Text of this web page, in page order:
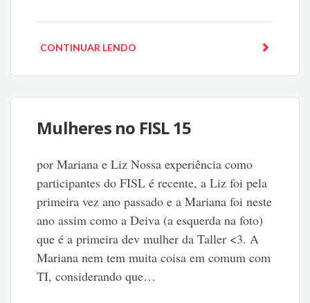
CONTINUAR LENDO
Mulheres no FISL 15
por Mariana e Liz Nossa experiência como
participantes do FISL é recente, a Liz foi pela
primeira vez ano passado e a Mariana foi neste
ano assim como a Deiva (a esquerda na foto)
que é a primeira dev mulher da Taller <3. A
Mariana nem tem muita coisa em comum com
TI, considerando que…